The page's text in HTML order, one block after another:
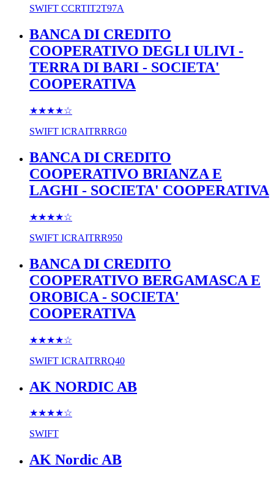
SWIFT CCRTIT2T97A
BANCA DI CREDITO
COOPERATIVO DEGLI ULIVI -
TERRA DI BARI - SOCIETA'
COOPERATIVA
★★★★☆
SWIFT ICRAITRRRG0
BANCA DI CREDITO
COOPERATIVO BRIANZA E
LAGHI - SOCIETA' COOPERATIVA
★★★★☆
SWIFT ICRAITRR950
BANCA DI CREDITO
COOPERATIVO BERGAMASCA E
OROBICA - SOCIETA'
COOPERATIVA
★★★★☆
SWIFT ICRAITRRQ40
AK NORDIC AB
★★★★☆
SWIFT
AK Nordic AB